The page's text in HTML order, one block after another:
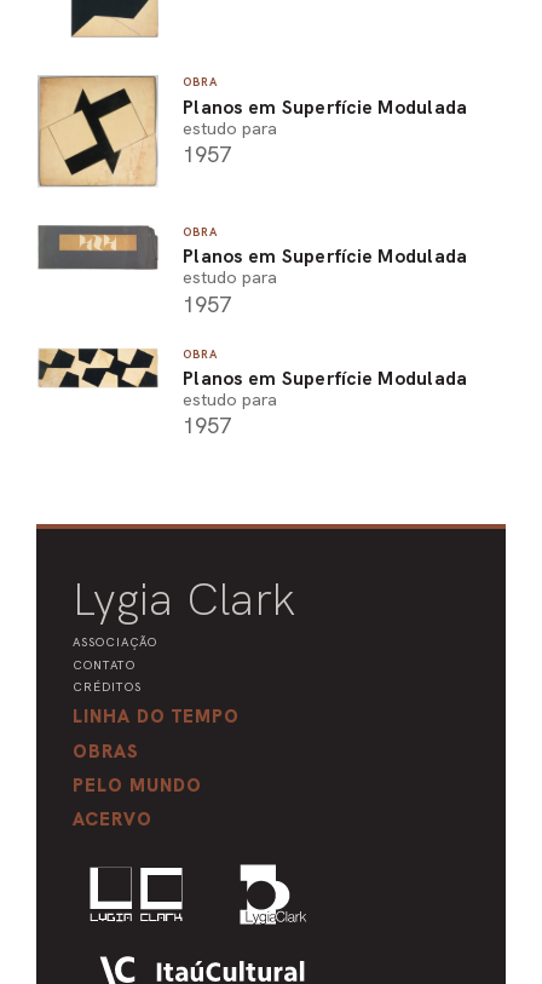
OBRA
Planos em Superfície Modulada
estudo para
1957
OBRA
Planos em Superfície Modulada
estudo para
1957
OBRA
Planos em Superfície Modulada
estudo para
1957
Lygia Clark
ASSOCIAÇÃO
CONTATO
CRÉDITOS
LINHA DO TEMPO
OBRAS
PELO MUNDO
ACERVO